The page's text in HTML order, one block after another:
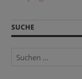
SUCHE